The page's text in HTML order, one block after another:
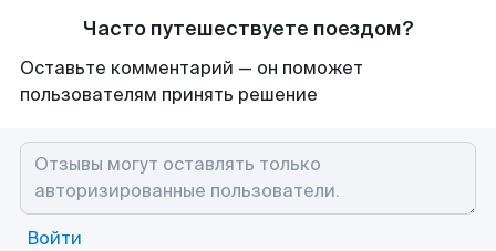
Часто путешествуете поездом?
Оставьте комментарий — он поможет
пользователям принять решение
Войти